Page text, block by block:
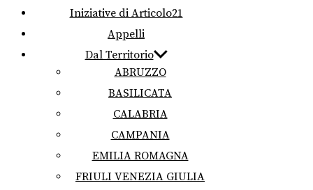
Iniziative di Articolo21
Appelli
Dal Territorio
ABRUZZO
BASILICATA
CALABRIA
CAMPANIA
EMILIA ROMAGNA
FRIULI VENEZIA GIULIA